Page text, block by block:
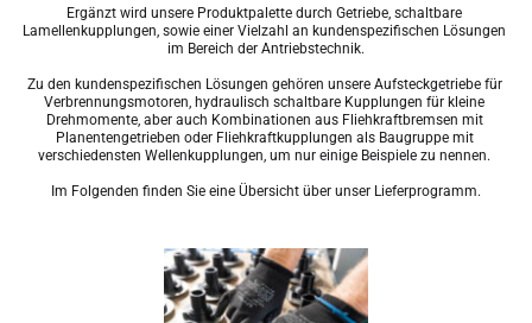
Ergänzt wird unsere Produktpalette durch Getriebe, schaltbare
Lamellenkupplungen, sowie einer Vielzahl an kundenspezifischen Lösungen
im Bereich der Antriebstechnik.
Zu den kundenspezifischen Lösungen gehören unsere Aufsteckgetriebe für
Verbrennungsmotoren, hydraulisch schaltbare Kupplungen für kleine
Drehmomente, aber auch Kombinationen aus Fliehkraftbremsen mit
Planentengetrieben oder Fliehkraftkupplungen als Baugruppe mit
verschiedensten Wellenkupplungen, um nur einige Beispiele zu nennen.
Im Folgenden finden Sie eine Übersicht über unser Lieferprogramm.